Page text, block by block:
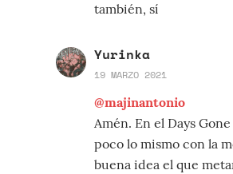
también, sí
Yurinka
19 MARZO 2021
@majinantonio
Amén. En el Days
poco lo mismo con la
buena idea el que